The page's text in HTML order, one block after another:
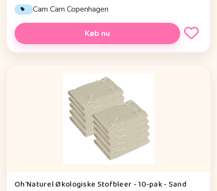
Cam Cam Copenhagen
Køb nu
Oh'Naturel Økologiske Stofbleer - 10-pak - Sand